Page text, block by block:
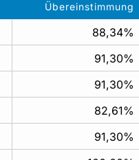
Übereinstimmung
88,34%
91,30%
91,30%
82,61%
91,30%